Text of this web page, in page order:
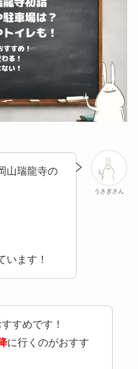
うさぎさん
山瑞龍寺の
います！
すめです！
に行くのがおすす